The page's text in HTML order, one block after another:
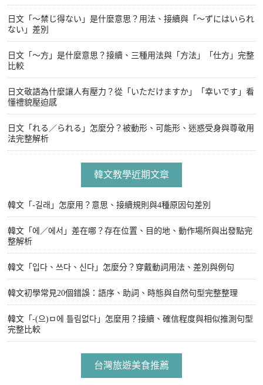
日文「〜禁じ得ない」是什麼意思？用法、接續與「〜ずにはいられ
ない」差別
日文「〜方」是什麼意思？接續、三種用法與「方法」「仕方」完整
比較
日文敬語為什麼讓人有壓力？從「いただけますか」「幸いです」看
懂禮貌壓迫感
日文「れる／られる」怎麼分？被動形、可能形、迷惑受身與尊敬用
法完整解析
韓文教學近期文章
韓文「-길래」怎麼用？意思、接續規則與4種原因句差別
韓文「에／에서」差在哪？存在位置、目的地、動作場所與出發點完
整解析
韓文「입다、쓰다、신다」怎麼分？穿戴動詞用法、差別與例句
韓文初學常見20個錯誤：語序、助詞、時態與自然句型完整整理
韓文「-(으)ㅁ에 틀림없다」怎麼用？接續、確信程度與相似推測句型
完整比較
台灣旅遊美食推薦